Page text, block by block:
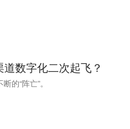
数字化二次起飞？
的“阵亡”。